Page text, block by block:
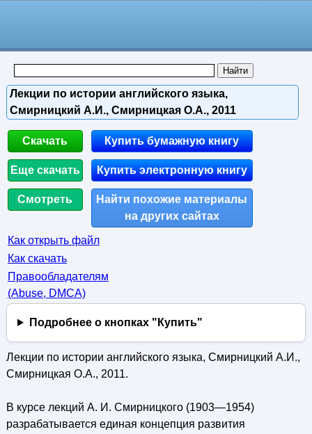
Лекции по истории английского языка,
Смирницкий А.И., Смирницкая О.А., 2011
Скачать
Еще скачать
Смотреть
Купить бумажную книгу
Купить электронную книгу
Найти похожие материалы
на других сайтах
Как открыть файл
Как скачать
Правообладателям
(Abuse, DMСA)
Подробнее о кнопках "Купить"
Лекции по истории английского языка, Смирницкий А.И.,
Смирницкая О.А., 2011.
В курсе лекций А. И. Смирницкого (1903—1954)
разрабатывается единая концепция развития